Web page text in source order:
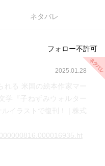
ネタバレ
フォロー不許可
2025.01.28
れる 米国の絵本作家マー
学『子ねずみウォルター
イラストで復刊！ | 株式